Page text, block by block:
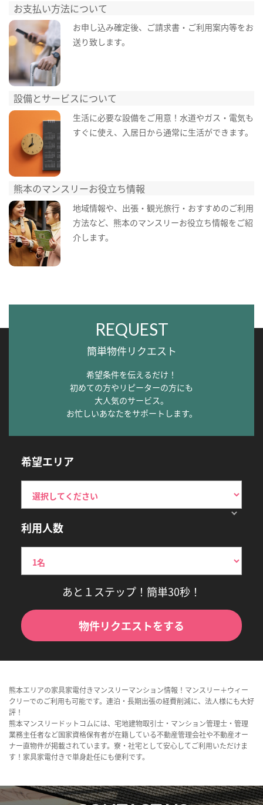
お支払い方法について
お申し込み確定後、ご請求書・ご利用案内等をお
送り致します。
設備とサービスについて
生活に必要な設備をご用意！水道やガス・電気も
すぐに使え、入居日から通常に生活ができます。
熊本のマンスリーお役立ち情報
地域情報や、出張・観光旅行・おすすめのご利用
方法など、熊本のマンスリーお役立ち情報をご紹
介します。
REQUEST
簡単物件リクエスト
希望条件を伝えるだけ！
初めての方やリピーターの方にも
大人気のサービス。
お忙しいあなたをサポートします。
希望エリア
利用人数
あと１ステップ！簡単30秒！
物件リクエストをする
熊本エリアの家具家電付きマンスリーマンション情報！マンスリー＋ウィー
クリーでのご利用も可能です。連泊・長期出張の経費削減に、法人様にも大好
評！
熊本マンスリードットコムには、宅地建物取引士・マンション管理士・管理
業務主任者など国家資格保有者が在籍している不動産管理会社や不動産オー
ナー直物件が掲載されています。寮・社宅として安心してご利用いただけま
す！家具家電付きで単身赴任にも便利です。